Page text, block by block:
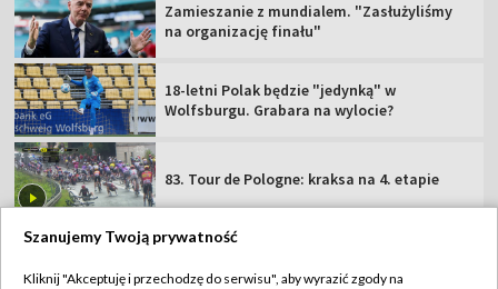
Zamieszanie z mundialem. "Zasłużyliśmy
na organizację finału"
18-letni Polak będzie "jedynką" w
Wolfsburgu. Grabara na wylocie?
83. Tour de Pologne: kraksa na 4. etapie
Szanujemy Twoją prywatność
Kliknij "Akceptuję i przechodzę do serwisu", aby wyrazić zgody na